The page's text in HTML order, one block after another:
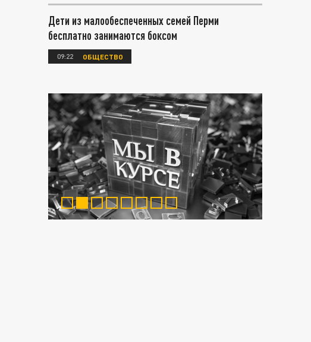
Дети из малообеспеченных семей Перми
бесплатно занимаются боксом
09:22 ОБЩЕСТВО